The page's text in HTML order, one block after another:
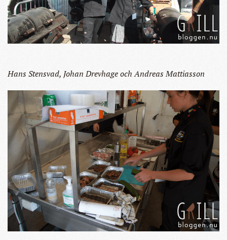
Hans Stensvad, Johan Drevhage och Andreas Mattiasson